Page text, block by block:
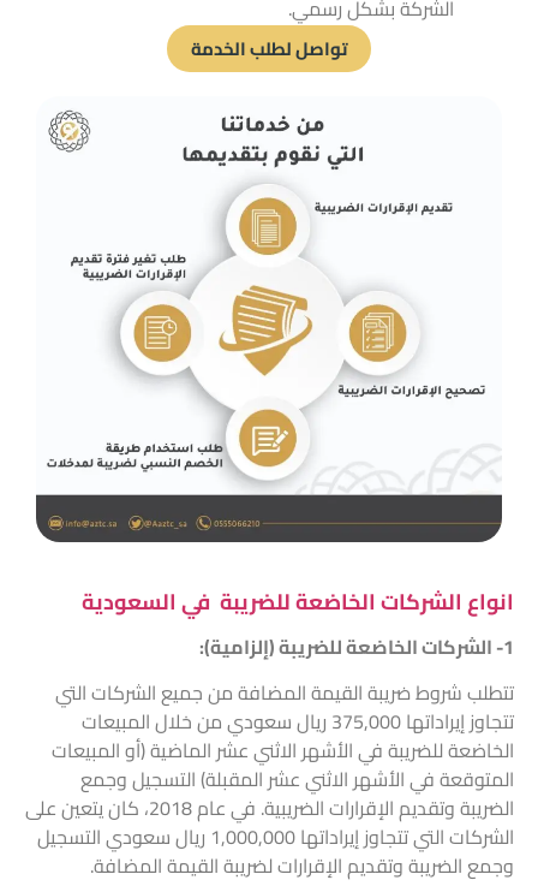
الشركة بشكل رسمي.
تواصل لطلب الخدمة
انواع الشركات الخاضعة للضريبة في السعودية
1- الشركات الخاضعة للضريبة (إلزامية):
تتطلب شروط ضريبة القيمة المضافة من جميع الشركات التي
تتجاوز إيراداتها 375,000 ريال سعودي من خلال المبيعات
الخاضعة للضريبة في الأشهر الاثني عشر الماضية (أو المبيعات
المتوقعة في الأشهر الاثني عشر المقبلة) التسجيل وجمع
الضريبة وتقديم الإقرارات الضريبية. في عام 2018، كان يتعين على
الشركات التي تتجاوز إيراداتها 1,000,000 ريال سعودي التسجيل
وجمع الضريبة وتقديم الإقرارات لضريبة القيمة المضافة.